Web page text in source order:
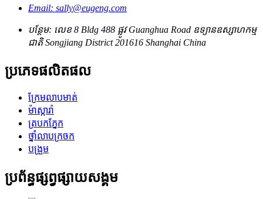
Email: sally@eugeng.com
បន្ថែម: លេខ 8 Bldg 488 ផ្លូវ Guanghua Road ឧទ្យានឧស្សាហកម្ម
ជាតិ Songjiang District 201616 Shanghai China
ប្រភេទផលិតផល
ក្រែមលាបមាត់
ម៉ាស្ការ៉ា
ត្របកភ្នែក
ថ្នាំលាបក្រចក
បង្រួម
ប្រព័ន្ធផ្សព្វផ្សាយសង្គម